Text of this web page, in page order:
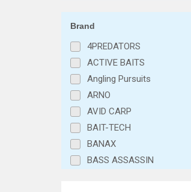
Brand
4PREDATORS
ACTIVE BAITS
Angling Pursuits
ARNO
AVID CARP
BAIT-TECH
BANAX
BASS ASSASSIN